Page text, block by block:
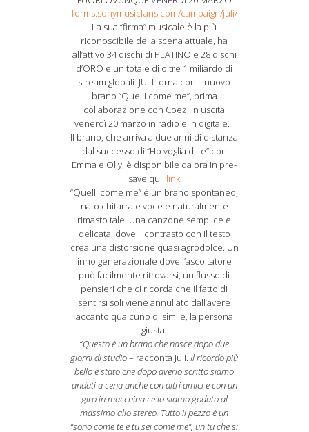
forms.sonymusicfans.com/campaign/juli/
La sua “firma” musicale è la più
riconoscibile della scena attuale, ha
all’attivo 34 dischi di PLATINO e 28 dischi
d’ORO e un totale di oltre 1 miliardo di
stream globali: JULI torna con il nuovo
brano “Quelli come me”, prima
collaborazione con Coez, in uscita
venerdì 20 marzo in radio e in digitale.
Il brano, che arriva a due anni di distanza
dal successo di “Ho voglia di te” con
Emma e Olly, è disponibile da ora in pre-
save qui: link
“Quelli come me” è un brano spontaneo,
nato chitarra e voce e naturalmente
rimasto tale. Una canzone semplice e
delicata, dove il contrasto con il testo
crea una distorsione quasi agrodolce. Un
inno generazionale dove l’ascoltatore
può facilmente ritrovarsi, un flusso di
pensieri che ci ricorda che il fatto di
sentirsi soli viene annullato dall’avere
accanto qualcuno di simile, la persona
giusta.
“Questo è un brano che nasce dopo due
giorni di studio– racconta Juli.Il ricordo più
bello è stato che dopo averlo scritto siamo
andati a cena anche con altri amici e con un
giro in macchina ce lo siamo goduto al
massimo allo stereo. Tutto il pezzo è un
“sono come te e tu sei come me”, un tu che si